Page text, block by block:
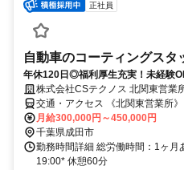
正社員
自動車のコーティングスタ
年休120日◎福利厚生充実！未経験
株式会社CSテクノス 北関東営業
交通・アクセス 《北関東営業所
茨城交通路線バス『大内田』停車
月給300,000円～450,000円
千葉県成田市
勤務時間詳細 総労働時間：1ヶ
19:00* 休憩60分